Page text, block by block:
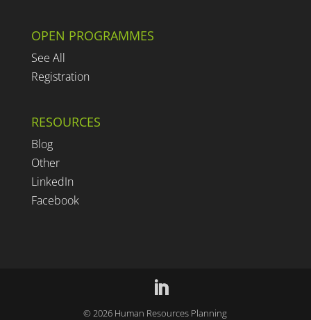
OPEN PROGRAMMES
See All
Registration
RESOURCES
Blog
Other
LinkedIn
Facebook
©2026 Human Resources Planning